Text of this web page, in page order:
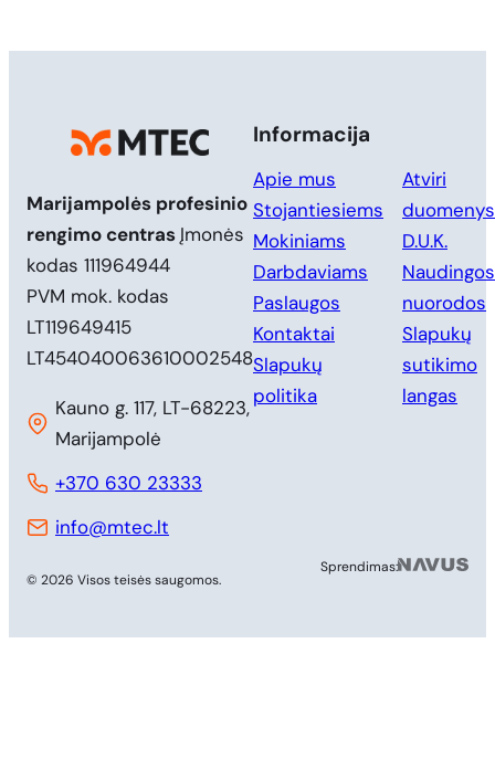
Marijampolės profesinio
rengimo centras Įmonės
kodas 111964944
PVM mok. kodas
LT119649415
LT454040063610002548
Kauno g. 117, LT-68223,
Marijampolė
+370 630 23333
info@mtec.lt
Informacija
Apie mus
Stojantiesiems
Mokiniams
Darbdaviams
Paslaugos
Kontaktai
Slapukų
politika
Atviri
duomenys
D.U.K.
Naudingos
nuorodos
Slapukų
sutikimo
langas
© 2026 Visos teisės saugomos.
Sprendimas: MB